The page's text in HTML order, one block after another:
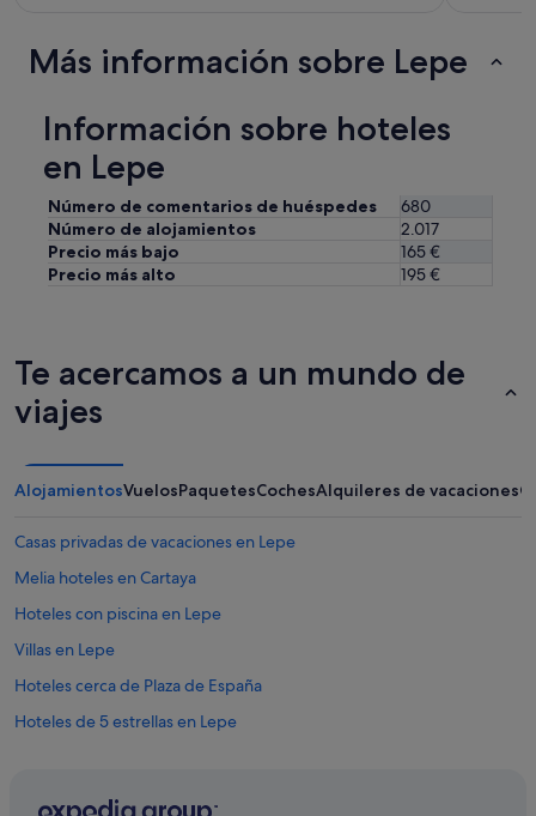
Más información sobre Lepe
Información sobre hoteles
en Lepe
Número de comentarios de huéspedes
680
Número de alojamientos
2.017
Precio más bajo
165 €
Precio más alto
195 €
Te acercamos a un mundo de
viajes
AlojamientosVuelosPaquetesCochesAlquileres de vacaciones
Casas privadas de vacaciones en Lepe
Melia hoteles en Cartaya
Hoteles con piscina en Lepe
Villas en Lepe
Hoteles cerca de Plaza de España
Hoteles de 5 estrellas en Lepe